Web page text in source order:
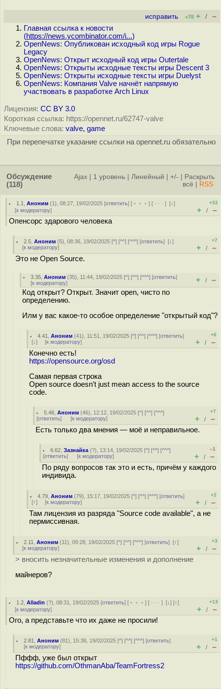
исправить +78 + / –
Главная ссылка к новости
(https://news.ycombinator.com/i...)
OpenNews: Опубликован исходный код игры Rogue
Legacy
OpenNews: Открыт исходный код игры Outertale
OpenNews: Открыты исходные тексты игры Descent 3
OpenNews: Открыты исходные тексты игры Duelyst
OpenNews: Компания Valve начнёт напрямую
участвовать в разработке Arch Linux
Лицензия: CC BY 3.0
Короткая ссылка: https://opennet.ru/62747-valve
Ключевые слова: valve, game
При перепечатке указание ссылки на opennet.ru обязательно
Обсуждение
(118)
Ajax 1 уровень Линейный +/-
Раскрыть
всё
RSS
1.1 ,Аноним (1), 08:27, 19/02/2025 [ответить] [ ﹢﹢﹢] [ · · ·][↓]
[к модератору]
+32
+ / –
Опенсорс здарового человека
2.5 ,Аноним (5), 08:36, 19/02/2025 [^] [^^] [^^^] [ответить][↓]
[к модератору]
+7
+ / –
Это не Open Source.
3.35 ,Аноним (35), 11:44, 19/02/2025 [^] [^^] [^^^] [ответить]
[к модератору] + / –
Код открыт? Открыт. Значит open, чисто по
определению.
Илм у вас какое-то особое определение "открытый код"?
4.41 ,Аноним (41), 11:51, 19/02/2025 [^] [^^] [^^^] [ответить]
[↓] [к модератору]
+6
+ / –
Конечно есть!
https://opensource.org/osd
Самая первая строка
Open source doesn’t just mean access to the source
code.
5.46 ,Аноним (46), 12:12, 19/02/2025 [^] [^^] [^^^]
[ответить] [к модератору]
+7
+ / –
Есть только два мнения — моё и неправильное.
6.62 ,Зазнайка (?), 13:14, 19/02/2025 [^] [^^] [^^^]
[ответить] [к модератору]
–1
+ / –
По ряду вопросов так это и есть, причём у каждого
индивида.
4.79 ,Аноним (79), 15:17, 19/02/2025 [^] [^^] [^^^] [ответить]
[↑] [к модератору]
+2
+ / –
Там лицензия из разряда "Source code available", а не
пермиссивная.
2.11 ,Аноним (11), 09:28, 19/02/2025 [^] [^^] [^^^] [ответить][↑]
[к модератору]
+3
+ / –
> вносить незначительные изменения и дополнение
майнеров?
1.2 ,Alladin (?), 08:31, 19/02/2025 [ответить] [ ﹢﹢﹢] [ · · ·][↓] [↑]
[к модератору]
+13
+ / –
Ого, а представьте что их даже не просили!
2.81 ,Аноним (81), 15:38, 19/02/2025 [^] [^^] [^^^] [ответить]
[к модератору]
+1
+ / –
Пффф, уже был открыт
https://github.com/OthmanAba/TeamFortress2